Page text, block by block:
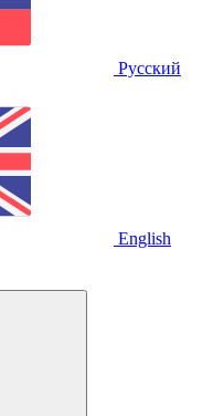
Русский
English